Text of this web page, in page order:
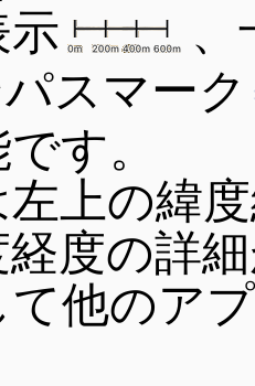
スマーク
す。
上の緯
度の詳
他のア